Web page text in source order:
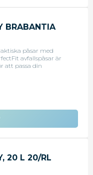
BRABANTIA
påsar med
avfallspåsar är
att passa din
20 L 20/RL